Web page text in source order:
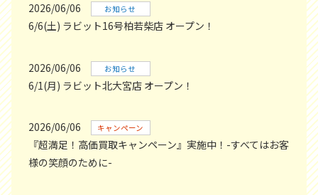
2026/06/06 お知らせ
6/6(土) ラビット16号柏若柴店 オープン！
2026/06/06 お知らせ
6/1(月) ラビット北大宮店 オープン！
2026/06/06 キャンペーン
『超満足！高価買取キャンペーン』実施中！-すべてはお客
様の笑顔のために-